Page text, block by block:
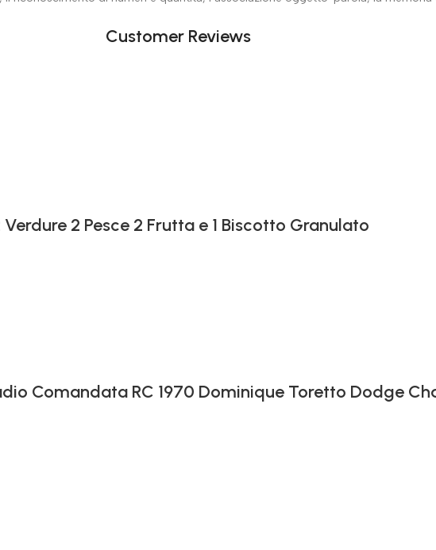
Customer Reviews
2 Pesce 2 Frutta e 1 Biscotto Granulato
Comandata RC 1970 Dominique Toretto Dodge